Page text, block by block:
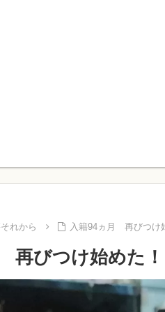
れから 入籍94ヵ月 再びつけ
再びつけ始めた！